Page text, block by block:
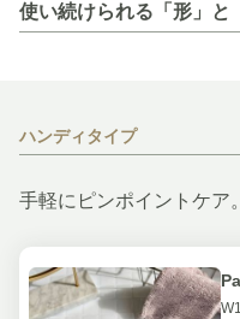
使い続けられる「形」と
ハンディタイプ
手軽にピンポイントケア。